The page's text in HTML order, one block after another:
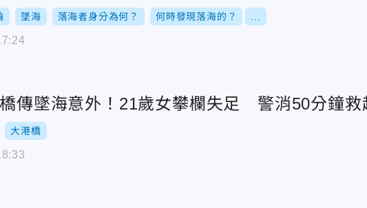
墜海 落海者身分為何？ 何時發現落海的？
傳墜海意外！21歲女攀欄失足 警消50分鐘救
大港橋